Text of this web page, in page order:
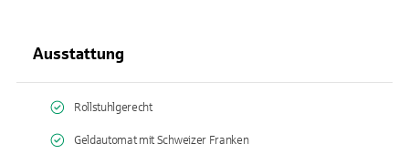
Ausstattung
Rollstuhlgerecht
Geldautomat mit Schweizer Franken